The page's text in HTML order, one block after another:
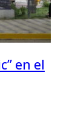
en el